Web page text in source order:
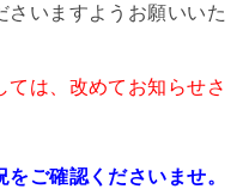
さいますようお願いいた
ては、改めてお知らせさ
ご確認くださいませ。